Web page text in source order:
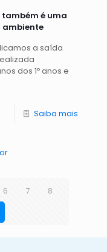
é uma
ambiente
a saída
dos 1º anos e
Saiba mais
6 7
8